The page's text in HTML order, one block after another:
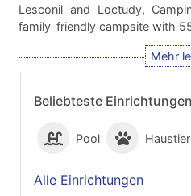
Beliebteste Einrichtungen
Pool
Alle Einrichtungen
Lesconil and Loctudy,
family-friendly campsite with